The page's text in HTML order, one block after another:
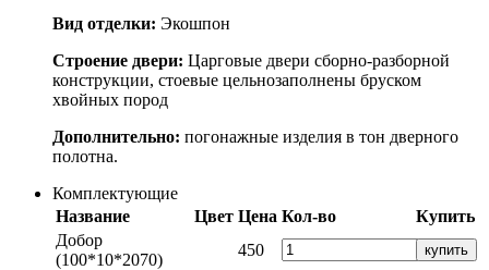
Вид отделки: Экошпон
Строение двери: Царговые двери сборно-разборной
конструкции, стоевые цельнозаполнены бруском
хвойных пород
Дополнительно: погонажные изделия в тон дверного
полотна.
Комплектующие
Название
Цвет Цена Кол-во
Купить
Добор
(100*10*2070)
450 купить